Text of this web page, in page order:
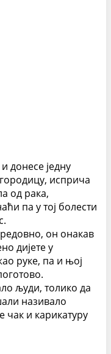
донесе једну
исприча
од рака,
па у тој болести
он онакав
дијете у
руке, па и њој
људи, толико да
називало
чак и карикатуру